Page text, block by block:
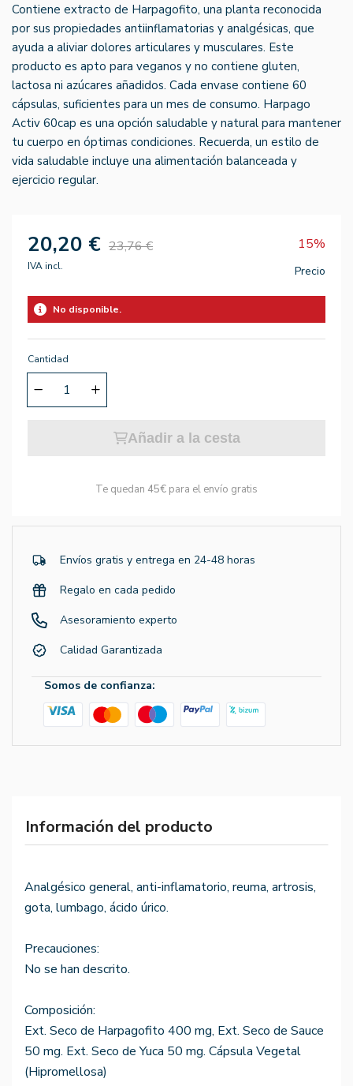
Contiene extracto de Harpagofito, una planta reconocida
por sus propiedades antiinflamatorias y analgésicas, que
ayuda a aliviar dolores articulares y musculares. Este
producto es apto para veganos y no contiene gluten,
lactosa ni azúcares añadidos. Cada envase contiene 60
cápsulas, suficientes para un mes de consumo. Harpago
Activ 60cap es una opción saludable y natural para mantener
tu cuerpo en óptimas condiciones. Recuerda, un estilo de
vida saludable incluye una alimentación balanceada y
ejercicio regular.
20,20 € 23,76 € 15%
IVA incl. Precio
No disponible.
Cantidad
Añadir a la cesta
Te quedan 45€ para el envío gratis
Envíos gratis y entrega en 24-48 horas
Regalo en cada pedido
Asesoramiento experto
Calidad Garantizada
Somos de confianza:
Información del producto
Analgésico general, anti-inflamatorio, reuma, artrosis,
gota, lumbago, ácido úrico.
Precauciones:
No se han descrito.
Composición:
Ext. Seco de Harpagofito 400 mg, Ext. Seco de Sauce
50 mg. Ext. Seco de Yuca 50 mg. Cápsula Vegetal
(Hipromellosa)